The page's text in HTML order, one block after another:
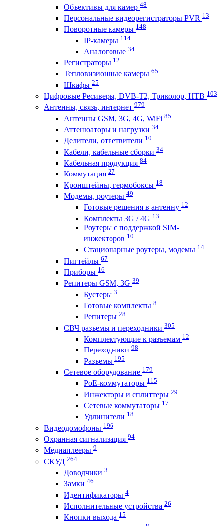
Объективы для камер 48
Персональные видеорегистраторы PVR 13
Поворотные камеры 148
IP-камеры 114
Аналоговые 34
Регистраторы 12
Тепловизионные камеры 65
Шкафы 25
Цифровые Ресиверы, DVB-T2, Триколор, НТВ 103
Антенны, связь, интернет 979
Антенны GSM, 3G, 4G, WiFi 85
Аттенюаторы и нагрузки 34
Делители, ответвители 10
Кабели, кабельные сборки 34
Кабельная продукция 84
Коммутация 27
Кронштейны, гермобоксы 18
Модемы, роутеры 49
Готовые решения в антенну 12
Комплекты 3G / 4G 13
Роутеры с поддержкой SIM-
инжекторов 10
Стационарные роутеры, модемы 14
Пигтейлы 67
Приборы 16
Репитеры GSM, 3G 39
Бустеры 3
Готовые комплекты 8
Репитеры 28
СВЧ разъемы и переходники 305
Комплектующие к разъемам 12
Переходники 98
Разъемы 195
Сетевое оборудование 179
PoE-коммутаторы 115
Инжекторы и сплиттеры 29
Сетевые коммутаторы 17
Удлинители 18
Видеодомофоны 196
Охранная сигнализация 94
Медиаплееры 9
СКУД 264
Доводчики 3
Замки 46
Идентификаторы 4
Исполнительные устройства 26
Кнопки выхода 15